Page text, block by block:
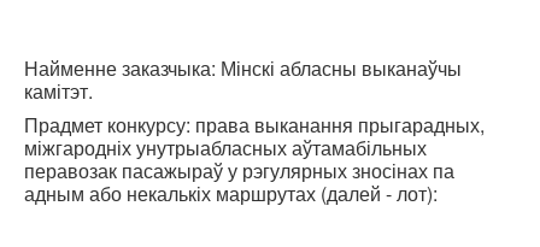
Найменне заказчыка: Мінскі абласны выканаўчы
камітэт.
Прадмет конкурсу: права выканання прыгарадных,
міжгародніх унутрыабласных аўтамабільных
перавозак пасажыраў у рэгулярных зносінах па
адным або некалькіх маршрутах (далей - лот):